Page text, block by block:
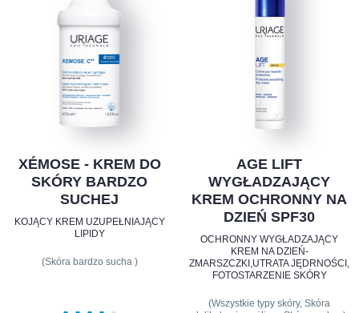
XÉMOSE - KREM DO
SKÓRY BARDZO
SUCHEJ
KOJĄCY KREM UZUPEŁNIAJĄCY
LIPIDY
(Skóra bardzo sucha )
AGE LIFT
WYGŁADZAJĄCY
KREM OCHRONNY NA
DZIEŃ SPF30
OCHRONNY WYGŁADZAJĄCY
KREM NA DZIEŃ-
ZMARSZCZKI,UTRATA JĘDRNOŚCI,
FOTOSTARZENIE SKÓRY
(Wszystkie typy skóry, Skóra